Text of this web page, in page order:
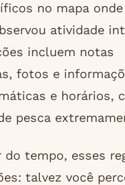
no mapa
atividade
incluem notas
fotos e
e horários,
pesca
do tempo, esses
talvez você